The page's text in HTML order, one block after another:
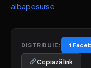
albapesurse
DISTRIBUIE: f
Copiază link